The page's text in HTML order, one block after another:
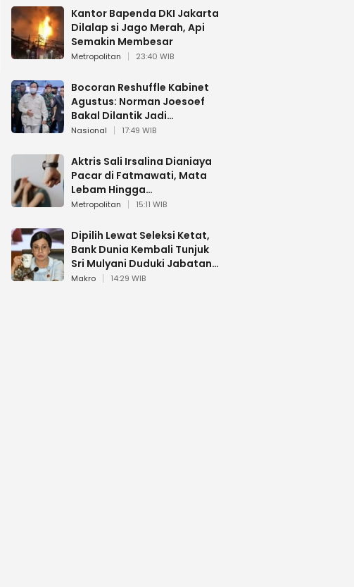
Kantor Bapenda DKI Jakarta
Dilalap si Jago Merah, Api
Semakin Membesar
Metropolitan 23:40 WIB
Bocoran Reshuffle Kabinet
Agustus: Norman Joesoef
Bakal Dilantik Jadi
Wamenhan RI
Nasional 17:49 WIB
Aktris Sali Irsalina Dianiaya
Pacar di Fatmawati, Mata
Lebam Hingga
Diselamatkan Polantas
Metropolitan 15:11 WIB
Dipilih Lewat Seleksi Ketat,
Bank Dunia Kembali Tunjuk
Sri Mulyani Duduki Jabatan
Strategis
Makro 14:29 WIB